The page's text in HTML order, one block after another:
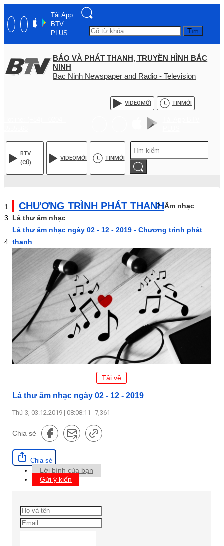
Tải App
BTV
PLUS
Tìm
BÁO VÀ PHÁT THANH, TRUYỀN HÌNH BẮC
NINH
Bac Ninh Newspaper and Radio - Television
VIDEOMỚI TINMỚI
BTV
(CŨ)
VIDEOMỚI TINMỚI
CHƯƠNG TRÌNH PHÁT THANHÂm nhạc
Lá thư âm nhạc
Lá thư âm nhạc ngày 02 - 12 - 2019 - Chương trình phát
thanh
Tải về
Lá thư âm nhạc ngày 02 - 12 - 2019
Thứ 3, 03.12.2019 | 08:08:11 7,361
Chia sẻ
Chia sẻ
Lời bình của bạn
Gửi ý kiến